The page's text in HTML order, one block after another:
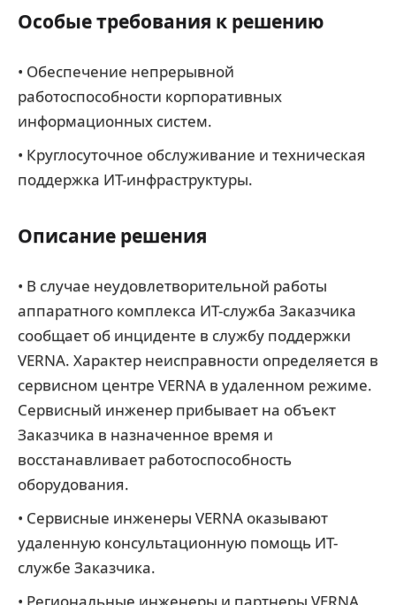
Особые требования к решению
• Обеспечение непрерывной
работоспособности корпоративных
информационных систем.
• Круглосуточное обслуживание и техническая
поддержка ИТ-инфраструктуры.
Описание решения
• В случае неудовлетворительной работы
аппаратного комплекса ИТ-служба Заказчика
сообщает об инциденте в службу поддержки
VERNA. Характер неисправности определяется в
сервисном центре VERNA в удаленном режиме.
Сервисный инженер прибывает на объект
Заказчика в назначенное время и
восстанавливает работоспособность
оборудования.
• Сервисные инженеры VERNA оказывают
удаленную консультационную помощь ИТ-
службе Заказчика.